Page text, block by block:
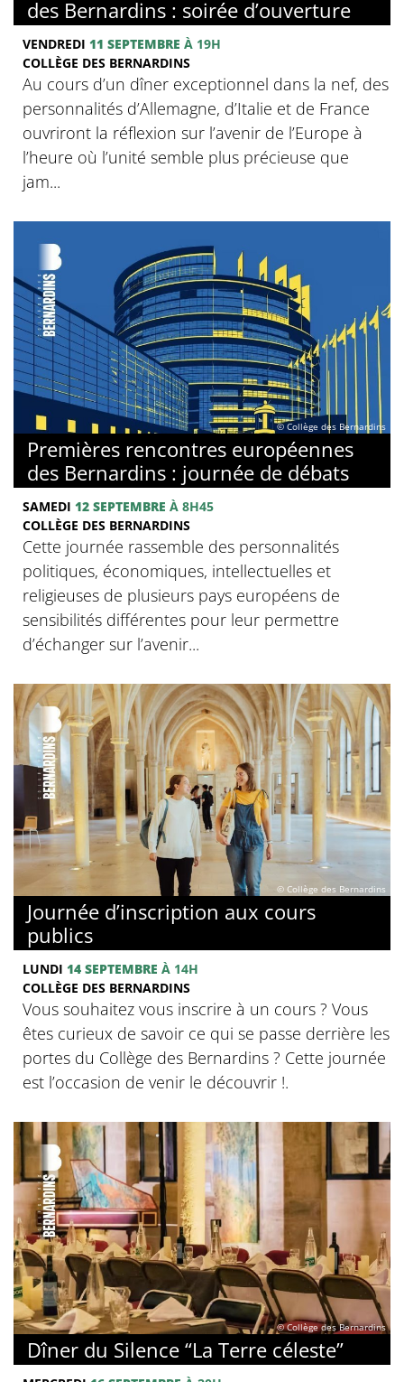
des Bernardins : soirée d’ouverture
VENDREDI 11 SEPTEMBRE À 19H
COLLÈGE DES BERNARDINS
Au cours d’un dîner exceptionnel dans la nef, des
personnalités d’Allemagne, d’Italie et de France
ouvriront la réflexion sur l’avenir de l’Europe à
l’heure où l’unité semble plus précieuse que
jam...
© Collège des Bernardins
Premières rencontres européennes
des Bernardins : journée de débats
SAMEDI 12 SEPTEMBRE À 8H45
COLLÈGE DES BERNARDINS
Cette journée rassemble des personnalités
politiques, économiques, intellectuelles et
religieuses de plusieurs pays européens de
sensibilités différentes pour leur permettre
d’échanger sur l’avenir...
© Collège des Bernardins
Journée d’inscription aux cours
publics
LUNDI 14 SEPTEMBRE À 14H
COLLÈGE DES BERNARDINS
Vous souhaitez vous inscrire à un cours ? Vous
êtes curieux de savoir ce qui se passe derrière les
portes du Collège des Bernardins ? Cette journée
est l’occasion de venir le découvrir !.
© Collège des Bernardins
Dîner du Silence “La Terre céleste”